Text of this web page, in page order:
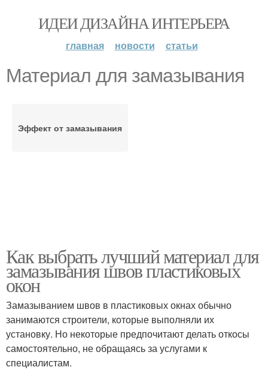
ИДЕИ ДИЗАЙНА ИНТЕРЬЕРА
главная новости статьи
Материал для замазывания
Эффект от замазывания
Как выбрать лучший материал для
замазывания швов пластиковых
окон
Замазыванием швов в пластиковых окнах обычно
занимаются строители, которые выполняли их
установку. Но некоторые предпочитают делать откосы
самостоятельно, не обращаясь за услугами к
специалистам.